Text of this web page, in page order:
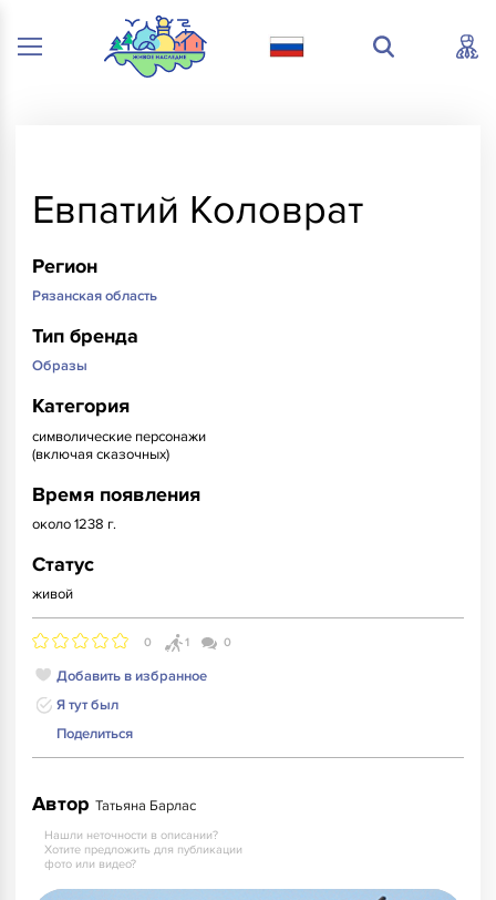
Евпатий Коловрат
Регион
Рязанская область
Тип бренда
Образы
Категория
символические персонажи
(включая сказочных)
Время появления
около 1238 г.
Статус
живой
0 1 0
Добавить в избранное
Я тут был
Поделиться
Автор Татьяна Барлас
Нашли неточности в описании?
Хотите предложить для публикации
фото или видео?